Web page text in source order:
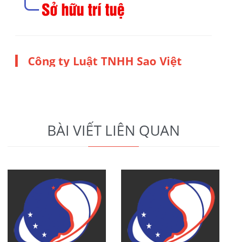
Công ty Luật TNHH Sao Việt
BÀI VIẾT LIÊN QUAN